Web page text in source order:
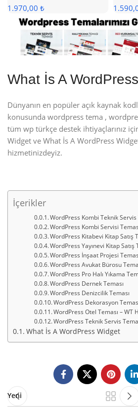
1.970,00 ₺
What İs A
Dünyanın en popüler açık kaynak
konusunda wordpress tema ,
tüm wp türkçe destek ihtiyaçlarınız
Widget ve What İs A WordPress
hizmetinizdeyiz.
İçerikler
WordPress Kombi Teknik Servis
WordPress Kombi Servisi
WordPress Kitabevi Kitap Satış
WordPress Yayınevi Kitap Satış
WordPress İnşaat Projesi
WordPress Avukat Bürosu
WordPress Pro Halı Yıkama
WordPress Dernek Teması
WordPress Denizcilik Teması
WordPress Dekorasyon
WordPress Otel Teması – WT
WordPress Teknik Servis
What İs A WordPress Widget
Yeni